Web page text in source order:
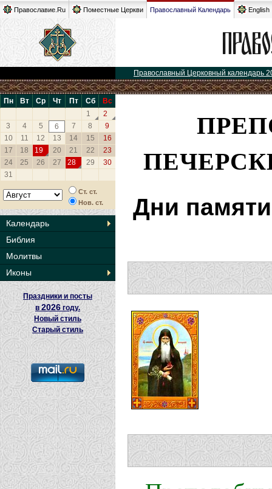
Православие.Ru Поместные Церкви Православный Календарь English
Православный Церковный календарь
Пн Вт Ср Чт Пт Сб
Вс
1
2
3
4 5 6 7 8
9
10
11 12 13 14 15
16
17
18 19 20 21 22
23
24
25 26 27 28 29
30
31
Ст. ст.
Нов. ст.
Календарь
Библия
Молитвы
Иконы
Праздники и посты
в2026 году.
Новый стиль
Старый стиль
Дни